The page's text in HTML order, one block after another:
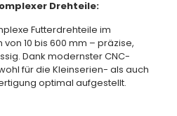
Drehteile:
Futterdrehteile im
10 bis 600 mm – präzise,
Dank modernster CNC-
für die Kleinserien- als auch
optimal aufgestellt.